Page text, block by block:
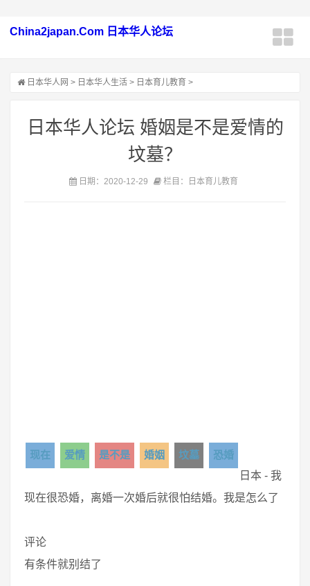
China2japan.Com 日本华人论坛
日本华人网 > 日本华人生活 > 日本育儿教育 >
日本华人论坛 婚姻是不是爱情的
坟墓？
日期：2020-12-29 栏目：日本育儿教育
现在 爱情 是不是 婚姻 坟墓
恐婚
日本 - 我
现在很恐婚，离婚一次婚后就很怕结婚。我是怎么了
评论
有条件就别结了